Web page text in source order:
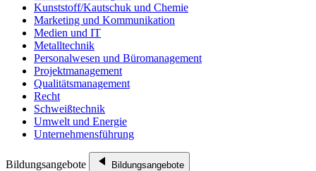
Kunststoff/Kautschuk und Chemie
Marketing und Kommunikation
Medien und IT
Metalltechnik
Personalwesen und Büromanagement
Projektmanagement
Qualitätsmanagement
Recht
Schweißtechnik
Umwelt und Energie
Unternehmensführung
Bildungsangebote Bildungsangebote